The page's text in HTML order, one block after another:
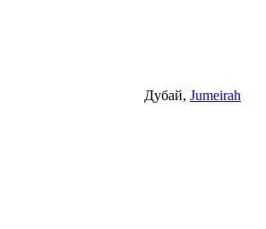
Дубай, Jumeirah